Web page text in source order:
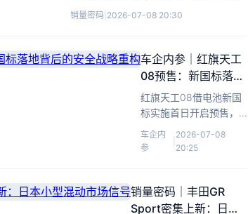
领先比亚迪、奇瑞。
销量密码 2026-07-08 20:30
车企内参｜红旗天工
08预售：新国标落地
背后的安全战略重构
红旗天工08借电池新国
标实施首日开启预售，
以超标安全测试重塑家
庭纯电市场认知，折射
车企内
参
2026-07-08
20:25
销量密码｜丰田GR
Sport密集上新：日本